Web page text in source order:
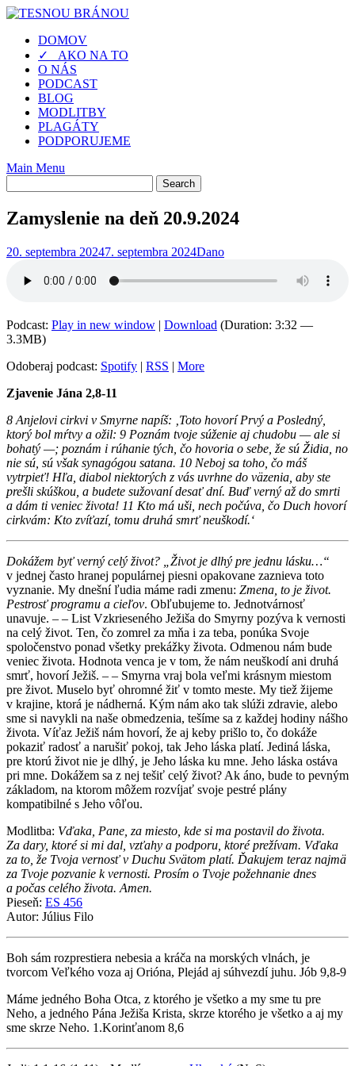
Skip
contentDOMOV
✓ AKO NA TO
O NÁS
PODCAST
BLOG
MODLITBY
PLAGÁTY
PODPORUJEME
Main Menu
Zamyslenie na deň 20.9.2024
20. septembra 20247. septembra 2024Dano
Podcast: Play in new window | Download (Duration: 3:32 —
3.3MB)
Odoberaj podcast: Spotify | RSS | More
Zjavenie Jána 2,8-11
8 Anjelovi cirkvi v Smyrne napíš: ‚Toto hovorí Prvý a Posledný,
ktorý bol mŕtvy a ožil: 9 Poznám tvoje súženie aj chudobu — ale si
bohatý —; poznám i rúhanie tých, čo hovoria o sebe, že sú Židia, no
nie sú, sú však synagógou satana. 10 Neboj sa toho, čo máš
vytrpieť! Hľa, diabol niektorých z vás uvrhne do väzenia, aby ste
prešli skúškou, a budete sužovaní desať dní. Buď verný až do smrti
a dám ti veniec života! 11 Kto má uši, nech počúva, čo Duch hovorí
cirkvám: Kto zvíťazí, tomu druhá smrť neuškodí.‘
Dokážem byť verný celý život? „Život je dlhý pre jednu lásku…“
v jednej často hranej populárnej piesni opakovane zaznieva toto
vyznanie. My dnešní ľudia máme radi zmenu: Zmena, to je život.
Pestrosť programu a cieľov. Obľubujeme to. Jednotvárnosť
unavuje. – – List Vzkrieseného Ježiša do Smyrny pozýva k vernosti
na celý život. Ten, čo zomrel za mňa i za teba, ponúka Svoje
spoločenstvo ponad všetky prekážky života. Odmenou nám bude
veniec života. Hodnota venca je v tom, že nám neuškodí ani druhá
smrť, hovorí Ježiš. – – Smyrna vraj bola veľmi krásnym miestom
pre život. Muselo byť ohromné žiť v tomto meste. My tiež žijeme
v krajine, ktorá je nádherná. Kým nám ako tak slúži zdravie, alebo
sme si navykli na naše obmedzenia, tešíme sa z každej hodiny nášho
života. Víťaz Ježiš nám hovorí, že aj keby prišlo to, čo dokáže
pokaziť radosť a narušiť pokoj, tak Jeho láska platí. Jediná láska,
pre ktorú život nie je dlhý, je Jeho láska ku mne. Jeho láska ostáva
pri mne. Dokážem sa z nej tešiť celý život? Ak áno, bude to pevným
základom, na ktorom môžem rozvíjať svoje pestré plány
kompatibilné s Jeho vôľou.
Modlitba: Vďaka, Pane, za miesto, kde si ma postavil do života.
Za dary, ktoré si mi dal, vzťahy a podporu, ktoré prežívam. Vďaka
za to, že Tvoja vernosť v Duchu Svätom platí. Ďakujem teraz najmä
za Tvoje pozvanie k vernosti. Prosím o Tvoje požehnanie dnes
a počas celého života. Amen.
Pieseň: ES 456
Autor: Július Filo
Boh sám rozprestiera nebesia a kráča na morských vlnách, je
tvorcom Veľkého voza aj Orióna, Plejád aj súhvezdí juhu. Jób 9,8-9
Máme jedného Boha Otca, z ktorého je všetko a my sme tu pre
Neho, a jedného Pána Ježiša Krista, skrze ktorého je všetko a aj my
sme skrze Neho. 1.Korinťanom 8,6